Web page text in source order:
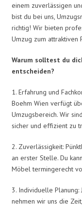
einem zuverlässigen
bist du bei uns,
richtig! Wir bieten
Umzug zum attraktiven
Warum solltest du
entscheiden?
1. Erfahrung und
Boehm Wien verfügt
Umzugsbereich. Wir
sicher und effizient zu
2. Zuverlässigkeit:
an erster Stelle. Du
Möbel termingerecht
3. Individuelle
nehmen wir uns die